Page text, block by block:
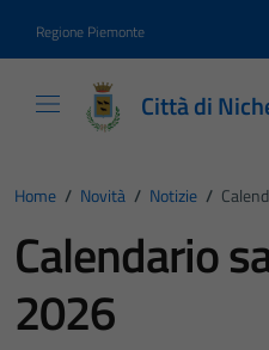
Regione Piemonte
Città di
Home / Novità / Notizie /
Calendario
2026